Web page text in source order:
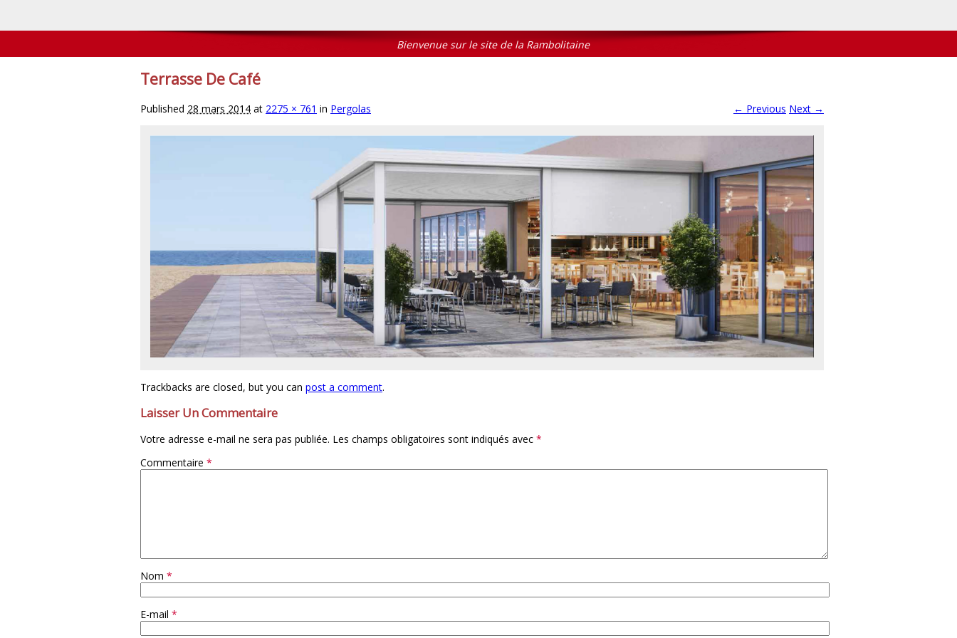
Bienvenue sur le site de la Rambolitaine
Terrasse De Café
Published 28 mars 2014 at 2275 × 761 in Pergolas ← Previous Next →
Trackbacks are closed, but you can post a comment.
Laisser Un Commentaire
Votre adresse e-mail ne sera pas publiée. Les champs obligatoires sont indiqués avec *
Commentaire *
Nom *
E-mail *